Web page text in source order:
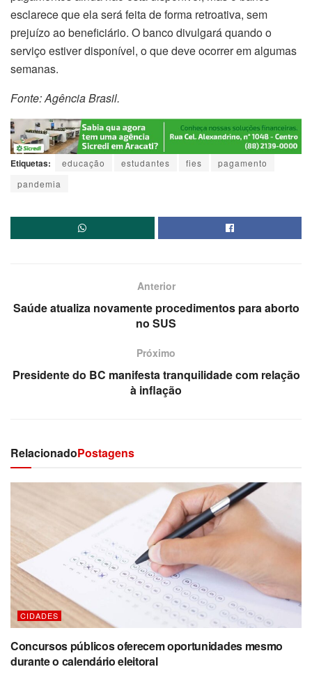
esclarece que ela será feita de forma retroativa, sem
prejuízo ao beneficiário. O banco divulgará quando o
serviço estiver disponível, o que deve ocorrer em algumas
semanas.
Fonte: Agência Brasil.
Etiquetas: educação estudantes fies
pagamento
pandemia
Anterior
Saúde atualiza novamente procedimentos para aborto
no SUS
Próximo
Presidente do BC manifesta tranquilidade com relação
à inflação
RelacionadoPostagens
CIDADES
Concursos públicos oferecem oportunidades mesmo
durante o calendário eleitoral